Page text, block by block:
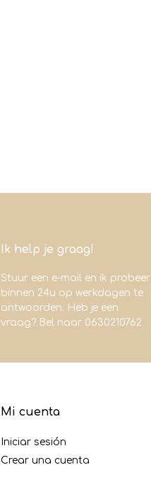
Ik help je graag!
Stuur een e-mail en ik probeer
binnen 24u op werkdagen te
antwoorden. Heb je een
vraag? Bel naar 0630210762
Mi cuenta
Iniciar sesión
Crear una cuenta